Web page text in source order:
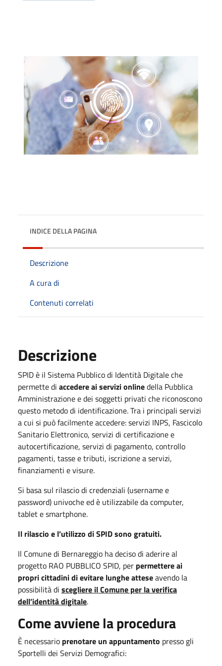
INDICE DELLA PAGINA
Descrizione
A cura di
Contenuti correlati
Descrizione
SPID è il Sistema Pubblico di Identità Digitale che
permette di accedere ai servizi onlinedella Pubblica
Amministrazione e dei soggetti privati che riconoscono
questo metodo di identificazione. Tra i principali servizi
a cui si può facilmente accedere: servizi INPS, Fascicolo
Sanitario Elettronico, servizi di certificazione e
autocertificazione, servizi di pagamento, controllo
pagamenti, tasse e tributi, iscrizione a servizi,
finanziamenti e visure.
Si basa sul rilascio di credenziali (username e
password) univoche ed è utilizzabile da computer,
tablet e smartphone.
Il rilascio e l’utilizzo di SPID sono gratuiti.
Il Comune di Bernareggio ha deciso di aderire al
progetto RAO PUBBLICO SPID, per permettere ai
propri cittadini di evitare lunghe atteseavendo la
possibilità di scegliere il Comune per la verifica
dell’identità digitale.
Come avviene la procedura
È necessario prenotare un appuntamento presso gli
Sportelli dei Servizi Demografici: